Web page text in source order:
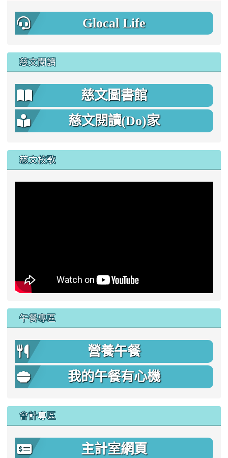
Glocal Life
慈文閱讀
慈文圖書館
慈文閱讀(Do)家
慈文校歌
午餐專區
營養午餐
我的午餐有心機
會計專區
主計室網頁